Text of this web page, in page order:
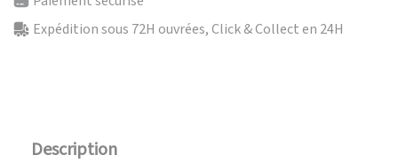
Expédition sous 72H ouvrées, Click & Collect en 24H
Description